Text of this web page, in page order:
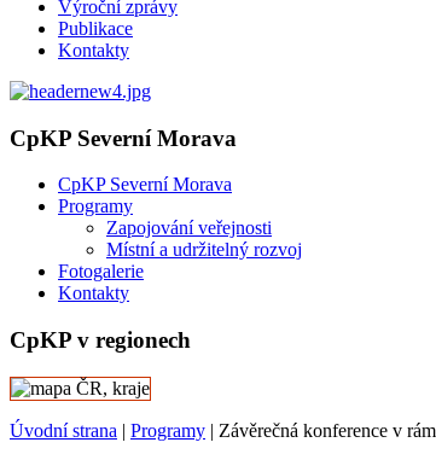
Výroční zprávy
Publikace
Kontakty
CpKP Severní Morava
CpKP Severní Morava
Programy
Zapojování veřejnosti
Místní a udržitelný rozvoj
Fotogalerie
Kontakty
CpKP v regionech
Úvodní strana | Programy | Závěrečná konference v